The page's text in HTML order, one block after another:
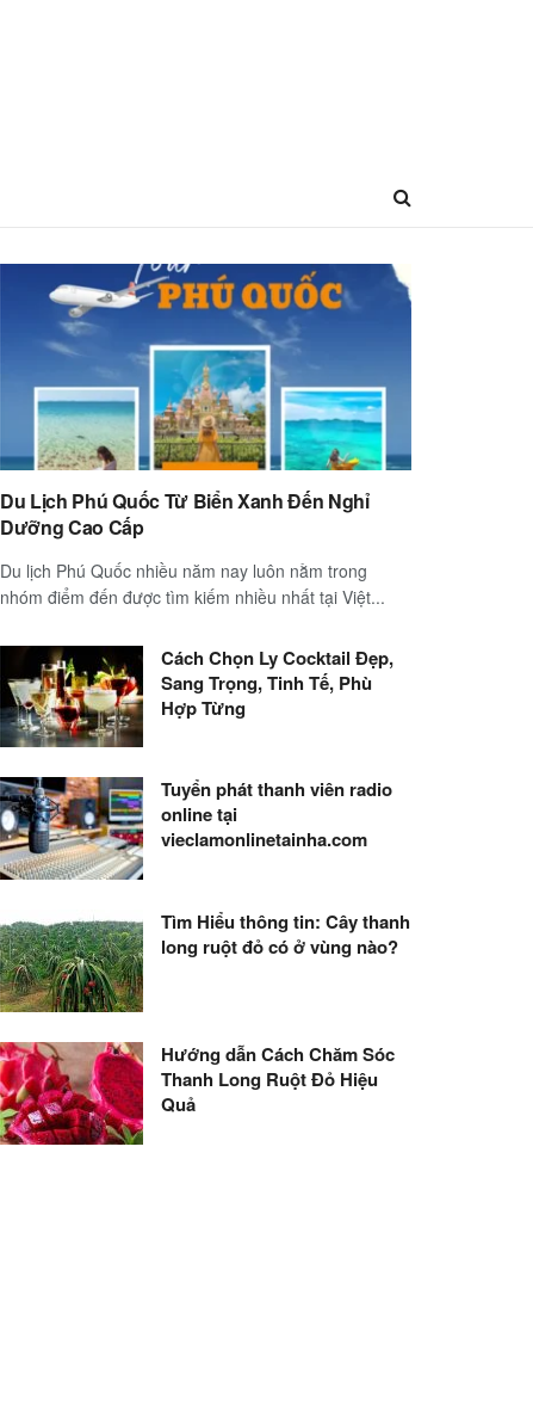
Du Lịch Phú Quốc Từ Biển Xanh Đến Nghỉ
Dưỡng Cao Cấp
Du lịch Phú Quốc nhiều năm nay luôn nằm trong
nhóm điểm đến được tìm kiếm nhiều nhất tại Việt...
Cách Chọn Ly Cocktail Đẹp,
Sang Trọng, Tinh Tế, Phù
Hợp Từng
Tuyển phát thanh viên radio
online tại
vieclamonlinetainha.com
Tìm Hiểu thông tin: Cây thanh
long ruột đỏ có ở vùng nào?
Hướng dẫn Cách Chăm Sóc
Thanh Long Ruột Đỏ Hiệu
Quả